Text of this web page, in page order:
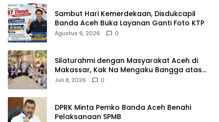
Sambut Hari Kemerdekaan, Disdukcapil
Banda Aceh Buka Layanan Ganti Foto KTP
Agustus 6, 2026 0
Silaturahmi dengan Masyarakat Aceh di
Makassar, Kak Na Mengaku Bangga atas
Kekompakan Perantau Aceh
Juli 8, 2026 0
DPRK Minta Pemko Banda Aceh Benahi
Pelaksanaan SPMB